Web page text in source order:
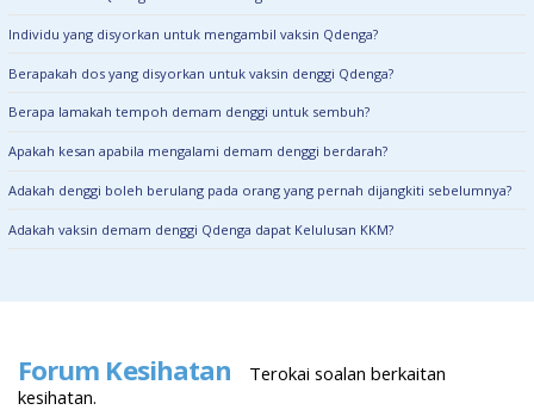
Individu yang disyorkan untuk mengambil vaksin Qdenga?
Berapakah dos yang disyorkan untuk vaksin denggi Qdenga?
Berapa lamakah tempoh demam denggi untuk sembuh?
Apakah kesan apabila mengalami demam denggi berdarah?
Adakah denggi boleh berulang pada orang yang pernah dijangkiti sebelumnya?
Adakah vaksin demam denggi Qdenga dapat Kelulusan KKM?
Forum Kesihatan
Terokai soalan berkaitan
kesihatan.